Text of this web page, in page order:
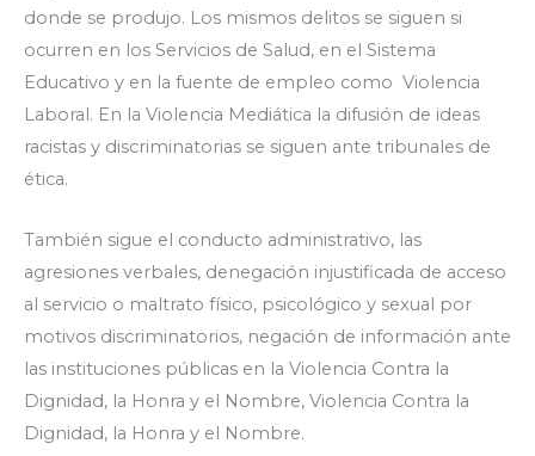
donde se produjo. Los mismos delitos se siguen si
ocurren en los Servicios de Salud, en el Sistema
Educativo y en la fuente de empleo como Violencia
Laboral. En la Violencia Mediática la difusión de ideas
racistas y discriminatorias se siguen ante tribunales de
ética.
También sigue el conducto administrativo, las
agresiones verbales, denegación injustificada de acceso
al servicio o maltrato físico, psicológico y sexual por
motivos discriminatorios, negación de información ante
las instituciones públicas en la Violencia Contra la
Dignidad, la Honra y el Nombre, Violencia Contra la
Dignidad, la Honra y el Nombre.